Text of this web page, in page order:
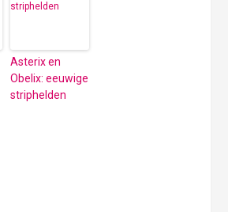
Asterix en
Obelix: eeuwige
striphelden